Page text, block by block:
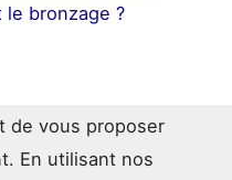
bronzage ?
de vous proposer
En utilisant nos